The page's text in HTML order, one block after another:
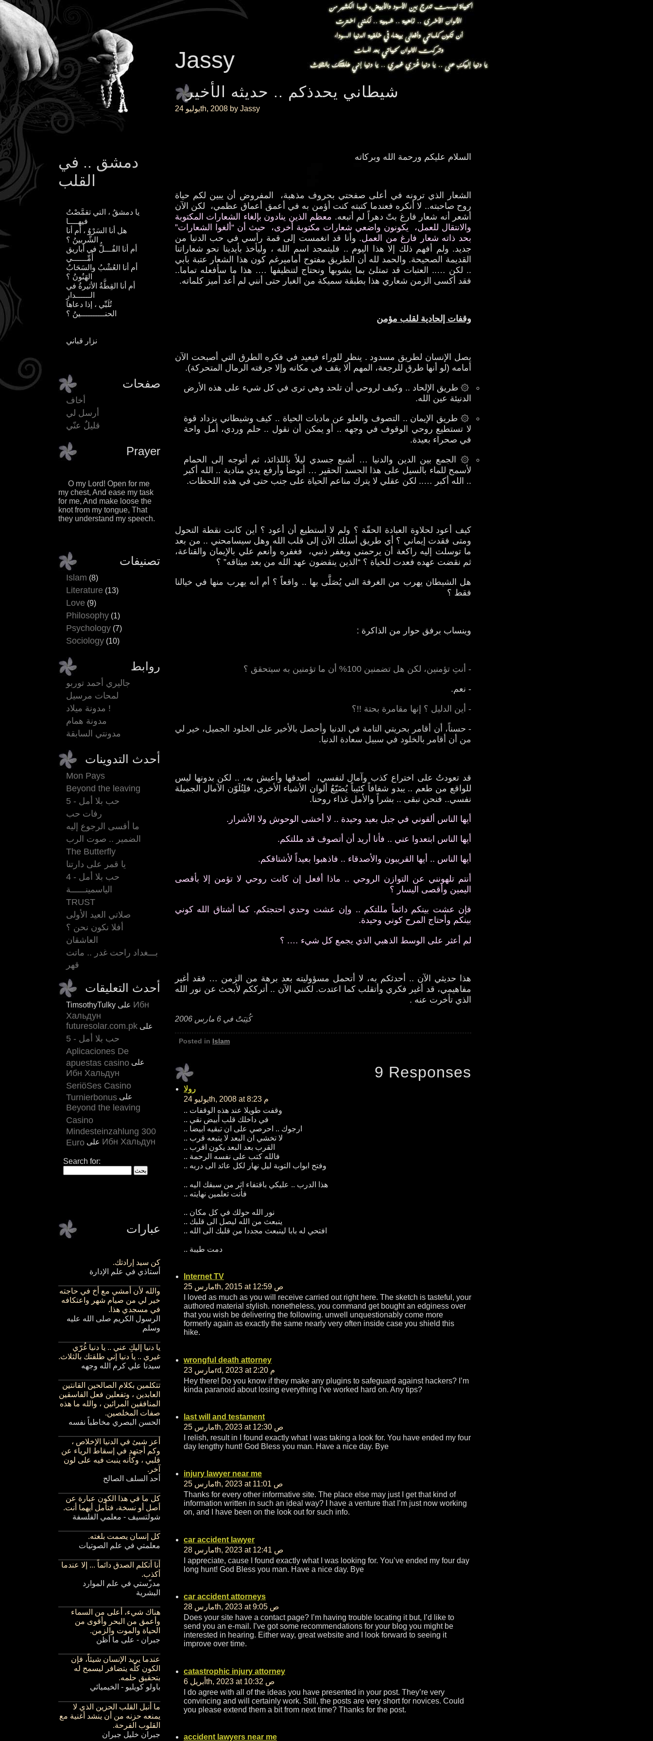
Jassy
شيطاني يحدذكم .. حديثه الأخير
يوليو 24th, 2008 by Jassy
السلام عليكم ورحمة الله وبركاته
الشعار الذي ترونه في أعلى صفحتي بحروف مذهبة، المفروض أن يبين لكم حياة
روح صاحبته.. لا أنكره فعندما كتبته كنت أؤمن به في أعمق أعماق عظمي، لكن الآن
أشعر أنه شعار فارغ بتّ دهراً لم أتبعه. معظم الذين ينادون بإلغاء الشعارات المكتوبة
والانتقال للعمل، يكونون واضعي شعارات مكتوبة أخرى، حيث أن “ألغوا الشعارات”
بحد ذاته شعار فارغ من العمل. وأنا قد انغمست إلى قمة رأسي في حب الدنيا من
جديد. ولم أفهم ذلك إلا هذا اليوم .. فليتمجد اسم الله ، وليأخذ بأيدينا نحو شعاراتنا
القديمة الصحيحة. والحمد لله أن الطريق مفتوح أماميرغم كون هذا الشعار عتبة بابي
.. لكن ….. العتبات قد تمتلئ بما يشوبها ونحتاج لتنظيفها …. هذا ما سأفعله تماما..
فقد أكسى الزمن شعاري هذا بطبقة سميكة من الغبار حتى أنني لم أعد أميز كلماته.
وقفات إلحادية لقلب مؤمن
يصل الإنسان لطريق مسدود . ينظر للوراء فيعيد في فكره الطرق التي أصبحت الآن
أمامه (لو أنها طرق للرجعة، المهم ألا يقف في مكانه وإلا جرفته الرمال المتحركة).
۞ طريق الإلحاد .. وكيف لروحي أن تلحد وهي ترى في كل شيء على هذه الأرض
الدنيئة عين الله.
۞ طريق الإيمان .. التصوف والعلو عن ماديات الحياة .. كيف وشيطاني يزداد قوة
لا تستطيع روحي الوقوف في وجهه .. أو يمكن أن نقول .. حلم وردي، أمل واحة
في صحراء بعيدة.
۞ الجمع بين الدين والدنيا … أشبع جسدي ليلاً باللذائذ، ثم أتوجه إلى الحمام
لأسمح للماء بالسيل على هذا الجسد الحقير … أتوضأ وأرفع يدي منادية .. الله أكبر
.. الله أكبر ….. لكن عقلي لا يترك مناعم الحياة على جنب حتى في هذه اللحظات.
كيف أعود لحلاوة العبادة الحقّة ؟ ولم لا أستطيع أن أعود ؟ أين كانت نقطة التحول
ومتى فقدت إيماني ؟ أي طريق أسلك الآن إلى قلب الله وهل سيسامحني .. من بعد
ما توسلت إليه راكعة أن يرحمني ويغفر ذنبي، فغفره وأنعم علي بالإيمان والقناعة،
ثم نقضت عهده فعدت للحياة ؟ “الذين ينقضون عهد الله من بعد ميثاقه” ؟
هل الشيطان يهرب من الغرفة التي يُصَلَّى بها .. واقعاً ؟ أم أنه يهرب منها في خيالنا
فقط ؟
وينساب برفق حوار من الذاكرة :
- أنتِ تؤمنين، لكن هل تضمنين 100% أن ما تؤمنين به سيتحقق ؟
- نعم.
- أين الدليل ؟ إنها مقامرة بحتة !!؟
- حسناً، أن أقامر بحريتي التامة في الدنيا وأحصل بالأخير على الخلود الجميل، خير لي
من أن أقامر بالخلود في سبيل سعادة الدنيا.
قد تعودتُ على اختراع كذب وآمال لنفسي، أصدقها وأعيش به، .. لكن بدونها ليس
للواقع من طعم .. يبدو شفافاً كئيباً يُضَيّعُ ألوان الأشياء الأخرى، فلِتُلَوّن الآمال الجميلة
نفسي.. فنحن نبقى .. بشراً والأمل غذاء روحنا.
أيها الناس ألقوني في جبل بعيد وحيدة .. لا أخشى الوحوش ولا الأشرار.
أيها الناس ابتعدوا عني .. فأنا أريد أن أتصوف قد مللتكم.
أيها الناس .. أيها القريبون والأصدقاء .. فاذهبوا بعيداً لأشتاقكم.
أنتم تلهونني عن التوازن الروحي .. ماذا أفعل إن كانت روحي لا تؤمن إلا بأقصى
اليمين وأقصى اليسار ؟
فإن عشت بينكم دائماً مللتكم .. وإن عشت وحدي احتجتكم. كما أشتاق الله كوني
بينكم وأحتاج المرح كوني وحيدة.
لم أعثر على الوسط الذهبي الذي يجمع كل شيء …. ؟
هذا حديثي الآن .. أحدثكم به، لا أتحمل مسؤوليته بعد برهة من الزمن … فقد أغير
مفاهيمي، قد أغير فكري وأتقلب كما اعتدت. لكنني الآن .. أترككم لأبحث عن نور الله
الذي تأخرت عنه .
كُتِبَتْ في 6 مارس 2006
Posted in Islam
9 Responses
رولا
يوليو 24th, 2008 at 8:23 م
وقفت طويلا عند هذه الوقفات ..
في داخلك قلب أبيض نقي ..
ارجوك .. احرصي على ان تبقيه ابيضا ..
لا تخشي ان البعد لا يتبعه قرب ..
القرب بعد البعد يكون اقرب ..
فالله كتب على نفسه الرحمة ..
وفتح ابواب التوبة ليل نهار لكل عائد الى دربه ..
هذا الدرب .. عليكي باقتفاء اثر من سبقك اليه ..
فأنت تعلمين نهايته ..
نور الله حولك في كل مكان ..
ينبعث من الله ليصل الى قلبك ..
افتحي له بابا لينبعث مجددا من قلبك الى الله ..
دمت طيبة ..
Internet TV
مارس 25th, 2015 at 12:59 ص
I loved as much as you will receive carried out right here. The sketch is tasteful, your
authored material stylish. nonetheless, you command get bought an edginess over
that you wish be delivering the following. unwell unquestionably come more
formerly again as exactly the same nearly very often inside case you shield this
hike.
wrongful death attorney
مارس 23rd, 2023 at 2:20 م
Hey there! Do you know if they make any plugins to safeguard against hackers? I’m
kinda paranoid about losing everything I’ve worked hard on. Any tips?
last will and testament
مارس 25th, 2023 at 12:30 ص
I relish, result in I found exactly what I was taking a look for. You have ended my four
day lengthy hunt! God Bless you man. Have a nice day. Bye
injury lawyer near me
مارس 25th, 2023 at 11:01 ص
Thanks for every other informative site. The place else may just I get that kind of
information written in such an ideal way? I have a venture that I’m just now working
on, and I have been on the look out for such info.
car accident lawyer
مارس 28th, 2023 at 12:41 ص
I appreciate, cause I found exactly what I was looking for. You’ve ended my four day
long hunt! God Bless you man. Have a nice day. Bye
car accident attorneys
مارس 28th, 2023 at 9:05 ص
Does your site have a contact page? I’m having trouble locating it but, I’d like to
send you an e-mail. I’ve got some recommendations for your blog you might be
interested in hearing. Either way, great website and I look forward to seeing it
improve over time.
catastrophic injury attorney
أبريل 6th, 2023 at 10:32 ص
I do agree with all of the ideas you have presented in your post. They’re very
convincing and will certainly work. Still, the posts are very short for novices. Could
you please extend them a bit from next time? Thanks for the post.
accident lawyers near me
دمشق .. في
القلب
يا دمشقُ ، التي تقمَّصْتُ
فيهــــا
هل أنا السَرْوُ ، أم أنا
الشَّربينُ ؟
أم أنا الفُـــلُّ في أباريق
أُمِّــــــي
أم أنا العُشْبُ والسَحَابُ
الهَنُونُ ؟
أم أنا القِطَّةُ الأثيرةُ في
الــــــدارِ
تُلَبِّي ، إذا دعاها
الحنــــــــــينُ ؟
نزار قباني
صفحات
أخاف
أرسل لي
قليلٌ عنّي
Prayer
O my Lord! Open for me
my chest, And ease my task
for me, And make loose the
knot from my tongue, That
they understand my speech.
تصنيفات
Islam (8)
Literature (13)
Love (9)
Philosophy (1)
Psychology (7)
Sociology (10)
روابط
جاليري أحمد توربو
لمحات مرسيل
مدونة ميلاد !
مدونة همام
مدونتي السابقة
أحدث التدوينات
Mon Pays
Beyond the leaving
حب بلا أمل - 5
رفات حب
ما أقسى الرجوع إليه
الضمير .. صوت الرب
The Butterfly
يا قمر على دارتنا
حب بلا أمل - 4
الياسمينــــــة
TRUST
صلاتي العيد الأولى
أفلا نكون نحن ؟
العاشقان
بـــغداد راحت غدر .. ماتت
قهر
أحدث التعليقات
Ибн
Хальдун
futuresolar.com.pk على
حب بلا أمل - 5
Aplicaciones De
apuestas casino على
Ибн Хальдун
SeriöSes Casino
Turnierbonus على
Beyond the leaving
Casino
Mindesteinzahlung 300
Euro
Ибн Хальдун
Search for:
عبارات
كن سيد إرادتك.
أستاذي في علم الإدارة
والله لأن أمشي مع أخ في حاجته
خير لي من صيام شهر واعتكافه
في مسجدي هذا .
الرسول الكريم صلى الله عليه
وسلم
يا دنيا إليكِ عني .. يا دنيا غُرّي
غيري .. يا دنيا إني طلقتك بالثلاث.
سيدنا علي كرم الله وجهه
تتكلمين بكلام الصالحين القانتين
العابدين ، وتفعلين فعل الفاسقين
المنافقين المرائين ، والله ما هذه
صفات المخلصين.
الحسن البصري مخاطباً نفسه
أعز شيئ في الدنيا الإخلاص ،
وكم أجتهد في إسقاط الرياء عن
قلبي ، وكأنه ينبت فيه على لون
آخر.
أحد السلف الصالح
كل ما في هذا الكون عبارة عن
أصل أو نسخة، فتأمل أيهما أنت.
شولتسيف - معلمي الفلسفة
كل إنسان يصمت بلغته.
معلمتي في علم الصوتيات
أنا أتكلم الصدق دائماً ... إلا عندما
أكذب.
مدرستي في علم الموارد
البشرية
هناك شيء، أعلى من السماء
وأعمق من البحر وأقوى من
الحياة والموت والزمن.
جبران - على ما أظن
عندما يريد الإنسان شيئاً، فإن
الكون كلّه يتضافر ليسمح له
بتحقيق حلمه.
باولو كويليو - الخيميائي
ما أنبل القلب الحزين الذي لا
يمنعه حزنه من أن ينشد أغنية مع
القلوب الفرحة.
جبران خليل جبران